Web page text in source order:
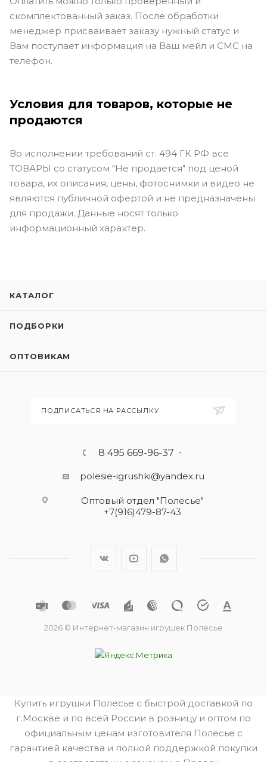
скомплектованный заказ. После обработки
менеджер присваивает заказу нужный статус и
Вам поступает информация на Ваш мейл и СМС на
телефон.
Условия для товаров, которые не
продаются
Во исполнении требований ст. 494 ГК РФ все
ТОВАРЫ со статусом "Не продается" под ценой
товара, их описания, цены, фотоснимки и видео не
являются публичной офертой и не предназначены
для продажи. Данные носят только
информационный характер.
КАТАЛОГ
ПОДБОРКИ
ОПТОВИКАМ
ПОДПИСАТЬСЯ НА РАССЫЛКУ
8 495 669-96-37
polesie-igrushki@yandex.ru
Оптовый отдел "Полесье"
+7(916)479-87-43
2026 © Интернет-магазин игрушек Полесье
Купить игрушки Полесье с быстрой доставкой по
г.Москве и по всей России в розницу и оптом по
официальным ценам изготовителя Полесье с
гарантией качества и полной поддержкой покупки